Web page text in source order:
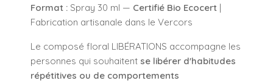
Format : Spray 30 ml — Certifié Bio Ecocert |
Fabrication artisanale dans le Vercors
Le composé floral LIBÉRATIONS accompagne les
personnes qui souhaitent se libérer d'habitudes
répétitives ou de comportements